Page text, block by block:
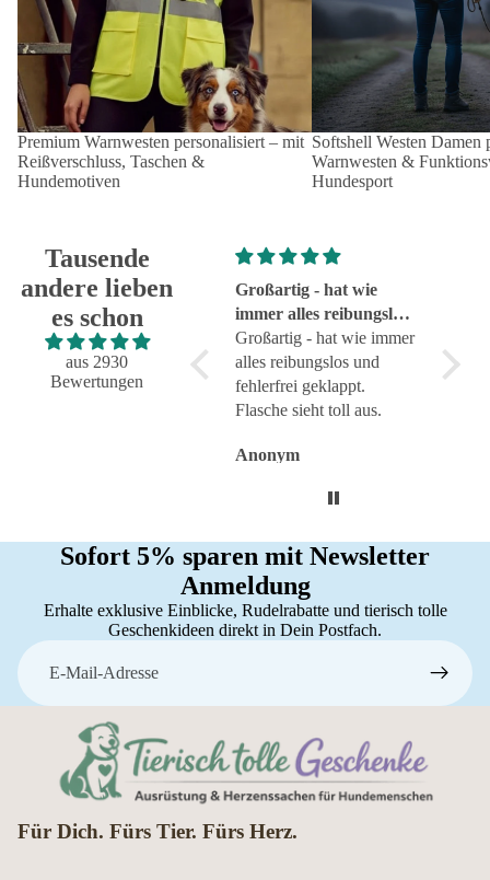
Premium Warnwesten personalisiert – mit
Reißverschluss, Taschen &
Hundemotiven
Softshell Westen Damen
Warnwesten &
Hundesport
Tausende
andere lieben
es schon
aus 2930
Bewertungen
Super!
Super!
Großartig - hat wie
immer alles reibungslos
und fehlerfrei geklappt
Großartig - hat wie immer
alles reibungslos und
fehlerfrei geklappt.
Flasche sieht toll aus.
Anonym
Sofort 5% sparen mit Newsletter
Anmeldung
Erhalte exklusive Einblicke, Rudelrabatte und tierisch tolle
Geschenkideen direkt in Dein Postfach.
E-Mail
Für Dich. Fürs Tier. Fürs Herz.